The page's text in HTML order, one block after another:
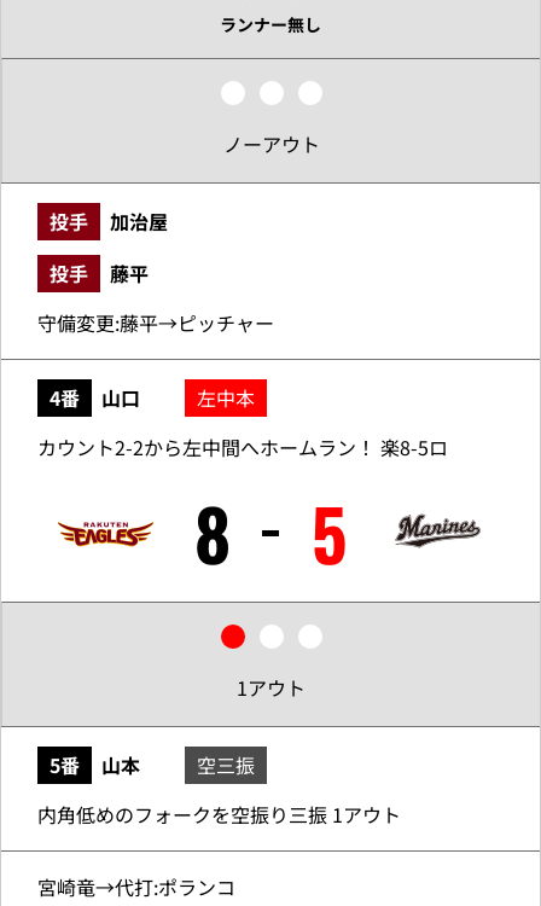
ランナー無し
ノーアウト
投手
加治屋
投手
藤平
守備変更:藤平→ピッチャー
4番 山口
左中本
カウント2-2から左中間へホームラン！ 楽8-5ロ
8 5
1アウト
5番 山本
空三振
内角低めのフォークを空振り三振 1アウト
宮崎竜→代打:ポランコ